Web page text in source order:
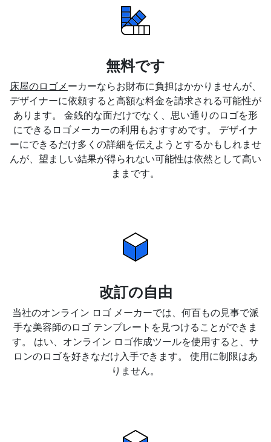
無料です
床屋のロゴメ ーカーならお財布に負担はかかりませんが、
デザイナーに依頼すると高額な料金を請求される可能性が
あります。 金銭的な面だけでなく、思い通りのロゴを形
にできるロゴメーカーの利用もおすすめです。 デザイナ
ーにできるだけ多くの詳細を伝えようとするかもしれませ
んが、望ましい結果が得られない可能性は依然として高い
ままです。
改訂の自由
当社のオンライン ロゴ メーカーでは、何百もの見事で派
手な美容師のロゴ テンプレートを見つけることができま
す。 はい、オンライン ロゴ作成ツールを使用すると、サ
ロンのロゴを好きなだけ入手できます。 使用に制限はあ
りません。